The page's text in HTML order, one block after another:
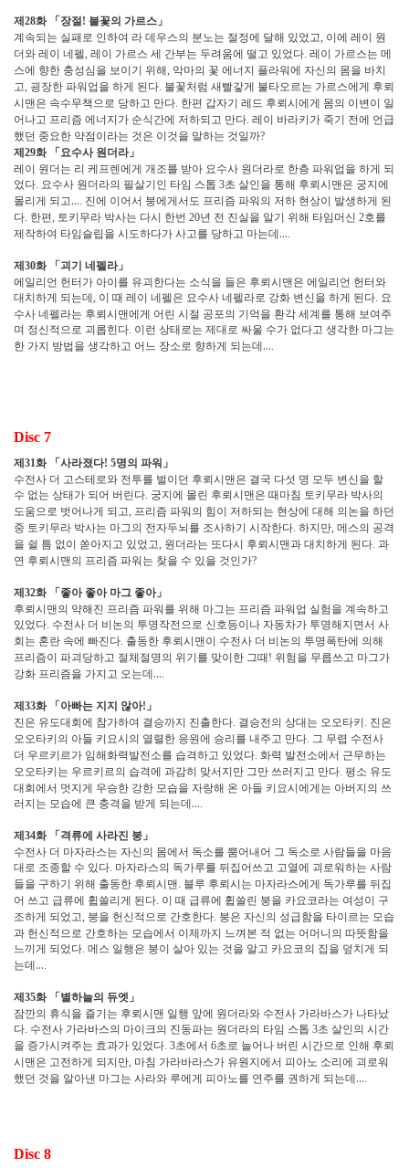
제28화 「장절! 불꽃의 가르스 」
계속되는 실패로 인하여 라 데우스의 분노는 절정에 달해 있었고, 이에 레이 원
더와 레이 네펠, 레이 가르스 세 간부는 두려움에 떨고 있었다. 레이 가르스는 메
스에 향한 충성심을 보이기 위해, 악마의 꽃 에너지 플라워에 자신의 몸을 바치
고, 굉장한 파워업을 하게 된다. 불꽃처럼 새빨갛게 불타오르는 가르스에게 후뢰
시맨은 속수무책으로 당하고 만다. 한편 갑자기 레드 후뢰시에게 몸의 이변이 일
어나고 프리즘 에너지가 순식간에 저하되고 만다. 레이 바라키가 죽기 전에 언급
했던 중요한 약점이라는 것은 이것을 말하는 것일까?
제29화 「요수사 원더라」
레이 원더는 리 케프렌에게 개조를 받아 요수사 원더라로 한층 파워업을 하게 되
었다. 요수사 원더라의 필살기인 타임 스톱 3초 살인을 통해 후뢰시맨은 궁지에
몰리게 되고…. 진에 이어서 붕에게서도 프리즘 파워의 저하 현상이 발생하게 된
다. 한편, 토키무라 박사는 다시 한번 20년 전 진실을 알기 위해 타임머신 2호를
제작하여 타임슬립을 시도하다가 사고를 당하고 마는데….
제30화 「괴기 네펠라」
에일리언 헌터가 아이를 유괴한다는 소식을 들은 후뢰시맨은 에일리언 헌터와
대치하게 되는데, 이 때 레이 네펠은 요수사 네펠라로 강화 변신을 하게 된다. 요
수사 네펠라는 후뢰시맨에게 어린 시절 공포의 기억을 환각 세계를 통해 보여주
며 정신적으로 괴롭힌다. 이런 상태로는 제대로 싸울 수가 없다고 생각한 마그는
한 가지 방법을 생각하고 어느 장소로 향하게 되는데….
Disc 7
제31화 「사라졌다! 5명의 파워 」
수전사 더 고스테로와 전투를 벌이던 후뢰시맨은 결국 다섯 명 모두 변신을 할
수 없는 상태가 되어 버린다. 궁지에 몰린 후뢰시맨은 때마침 토키무라 박사의
도움으로 벗어나게 되고, 프리즘 파워의 힘이 저하되는 현상에 대해 의논을 하던
중 토키무라 박사는 마그의 전자두뇌를 조사하기 시작한다. 하지만, 메스의 공격
을 쉴 틈 없이 쏟아지고 있었고, 원더라는 또다시 후뢰시맨과 대치하게 된다. 과
연 후뢰시맨의 프리즘 파워는 찾을 수 있을 것인가?
제32화 「좋아 좋아 마그 좋아」
후뢰시맨의 약해진 프리즘 파워를 위해 마그는 프리즘 파워업 실험을 계속하고
있었다. 수전사 더 비논의 투명작전으로 신호등이나 자동차가 투명해지면서 사
회는 혼란 속에 빠진다. 출동한 후뢰시맨이 수전사 더 비논의 투명폭탄에 의해
프리즘이 파괴당하고 절체절명의 위기를 맞이한 그때! 위험을 무릅쓰고 마그가
강화 프리즘을 가지고 오는데….
제33화 「아빠는 지지 않아! 」
진은 유도대회에 참가하여 결승까지 진출한다. 결승전의 상대는 오오타키 . 진은
오오타키의 아들 키요시의 열렬한 응원에 승리를 내주고 만다. 그 무렵 수전사
더 우르키르가 임해화력발전소를 습격하고 있었다. 화력 발전소에서 근무하는
오오타키는 우르키르의 습격에 과감히 맞서지만 그만 쓰러지고 만다. 평소 유도
대회에서 멋지게 우승한 강한 모습을 자랑해 온 아들 키요시에게는 아버지의 쓰
러지는 모습에 큰 충격을 받게 되는데….
제34화 「격류에 사라진 붕 」
수전사 더 마자라스는 자신의 몸에서 독소를 뿜어내어 그 독소로 사람들을 마음
대로 조종할 수 있다. 마자라스의 독가루를 뒤집어쓰고 고열에 괴로워하는 사람
들을 구하기 위해 출동한 후뢰시맨. 블루 후뢰시는 마자라스에게 독가루를 뒤집
어 쓰고 급류에 휩쓸리게 된다. 이 때 급류에 휩쓸린 붕을 카요코라는 여성이 구
조하게 되었고, 붕을 헌신적으로 간호한다. 붕은 자신의 성급함을 타이르는 모습
과 헌신적으로 간호하는 모습에서 이제까지 느껴본 적 없는 어머니의 따뜻함을
느끼게 되었다. 메스 일행은 붕이 살아 있는 것을 알고 카요코의 집을 덮치게 되
는데….
제35화 「별하늘의 듀엣 」
잠깐의 휴식을 즐기는 후뢰시맨 일행 앞에 원더라와 수전사 가라바스가 나타났
다. 수전사 가라바스의 마이크의 진동파는 원더라의 타임 스톱 3초 살인의 시간
을 증가시켜주는 효과가 있었다. 3초에서 6초로 늘어나 버린 시간으로 인해 후뢰
시맨은 고전하게 되지만, 마침 가라바라스가 유원지에서 피아노 소리에 괴로워
했던 것을 알아낸 마그는 사라와 루에게 피아노를 연주를 권하게 되는데….
Disc 8